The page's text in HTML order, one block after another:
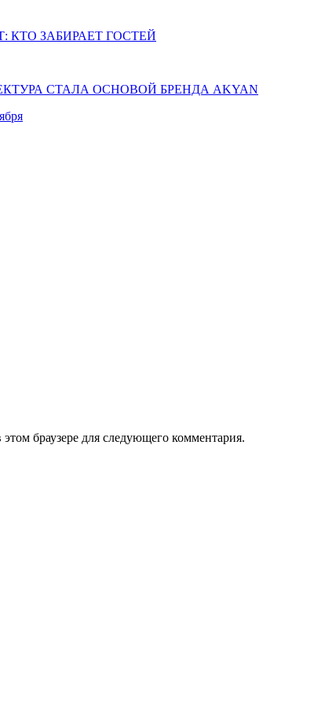
КТО ЗАБИРАЕТ ГОСТЕЙ
СТАЛА ОСНОВОЙ БРЕНДА AKYAN
браузере для следующего комментария.